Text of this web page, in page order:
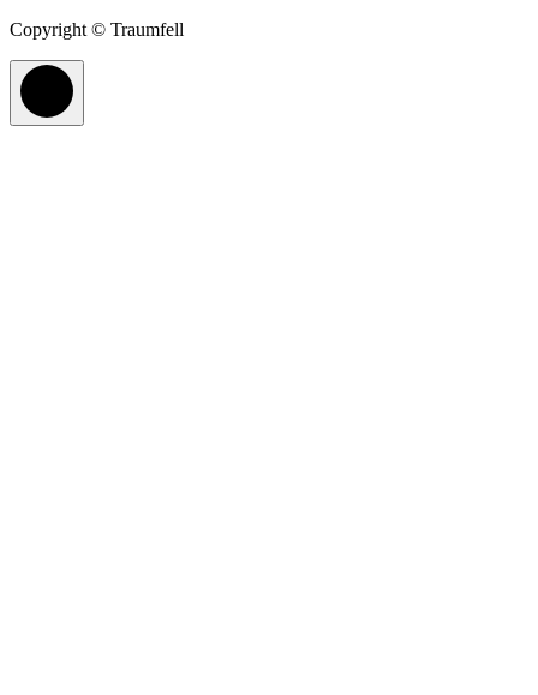
Copyright © Traumfell